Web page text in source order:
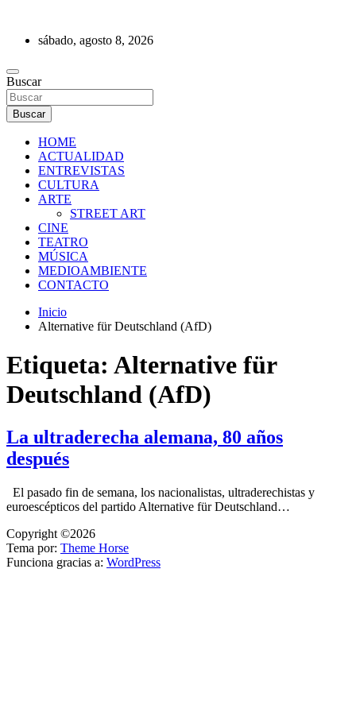
contenidosábado, agosto 8, 2026
REVISTA DE PRENSA
Buscar
Buscar
HOME
ACTUALIDAD
ENTREVISTAS
CULTURA
ARTE
STREET ART
CINE
TEATRO
MÚSICA
MEDIOAMBIENTE
CONTACTO
Inicio
Alternative für Deutschland (AfD)
Etiqueta: Alternative für
Deutschland (AfD)
La ultraderecha alemana, 80 años
después
El pasado fin de semana, los nacionalistas, ultraderechistas y
euroescépticos del partido Alternative für Deutschland…
Copyright ©2026
Tema por: Theme Horse
Funciona gracias a: WordPress